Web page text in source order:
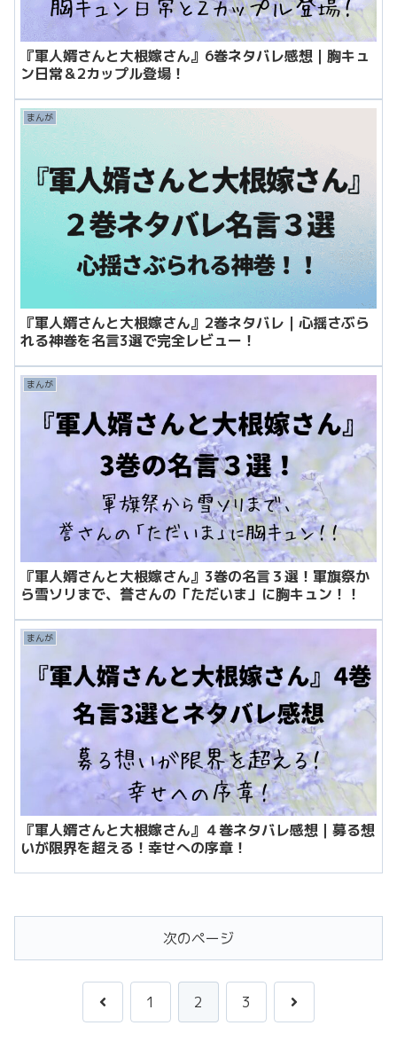
『軍人婿さんと大根嫁さん』6巻ネタバレ感想｜胸キュ
ン日常＆2カップル登場！
まんが
『軍人婿さんと大根嫁さん』2巻ネタバレ｜心揺さぶら
れる神巻を名言3選で完全レビュー！
まんが
『軍人婿さんと大根嫁さん』3巻の名言３選！軍旗祭か
ら雪ソリまで、誉さんの「ただいま」に胸キュン！！
まんが
『軍人婿さんと大根嫁さん』４巻ネタバレ感想｜募る想
いが限界を超える！幸せへの序章！
次のページ
前
1 2 3
次